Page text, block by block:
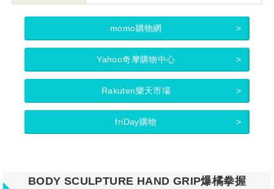
momo購物網
Yahoo奇摩購物中心
Rakuten樂天市場
friDay購物
BODY SCULPTURE HAND GRIP爆橘拳握